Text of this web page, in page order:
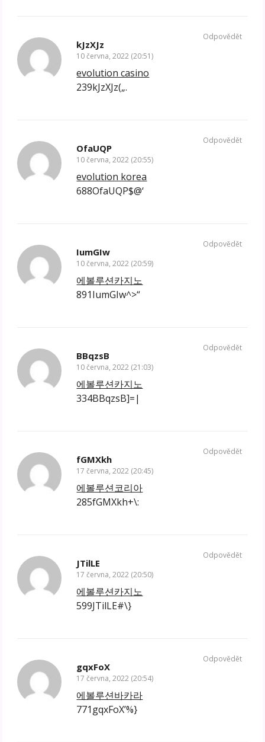
kJzXJz
10 června, 2022 (20:51)
evolution casino
239kJzXJz(„.
Odpovědět
OfaUQP
10 června, 2022 (20:55)
evolution korea
688OfaUQP$@‘
Odpovědět
IumGIw
10 června, 2022 (20:59)
에볼루션카지노
891IumGIw^>“
Odpovědět
BBqzsB
10 června, 2022 (21:03)
에볼루션카지노
334BBqzsB]=|
Odpovědět
fGMXkh
17 června, 2022 (20:45)
에볼루션코리아
285fGMXkh+\:
Odpovědět
JTilLE
17 června, 2022 (20:50)
에볼루션카지노
599JTilLE#\}
Odpovědět
gqxFoX
17 června, 2022 (20:54)
에볼루션바카라
771gqxFoX’%}
Odpovědět